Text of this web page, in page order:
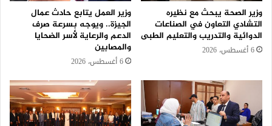
وزير الصحة يبحث مع نظيره
التشادي التعاون في الصناعات
الدوائية والتدريب والتعليم الطبى
6 أغسطس، 2026
وزير العمل يتابع حادث عمال
الجيزة.. ويوجه بسرعة صرف
الدعم والرعاية لأسر الضحايا
والمصابين
6 أغسطس، 2026